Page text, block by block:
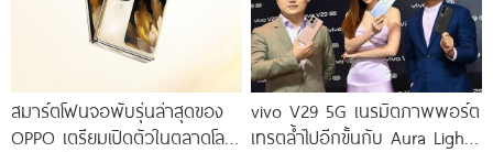
สมาร์ตโฟนจอพับรุ่นล่าสุดของ
OPPO เตรียมเปิดตัวในตลาดโลก
vivo V29 5G เนรมิตภาพพอร์ต
เทรตล้ำไปอีกขั้นกับ Aura Light